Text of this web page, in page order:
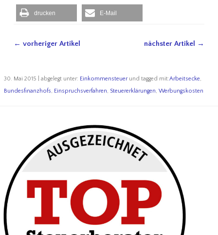
drucken E-Mail
nächster Artikel →
← vorheriger Artikel
30. Mai 2015 | abgelegt unter: Einkommensteuerund tagged mit:Arbeitsecke,
Bundesfinanzhofs, Einspruchsverfahren, Steuererklärungen, Werbungskosten